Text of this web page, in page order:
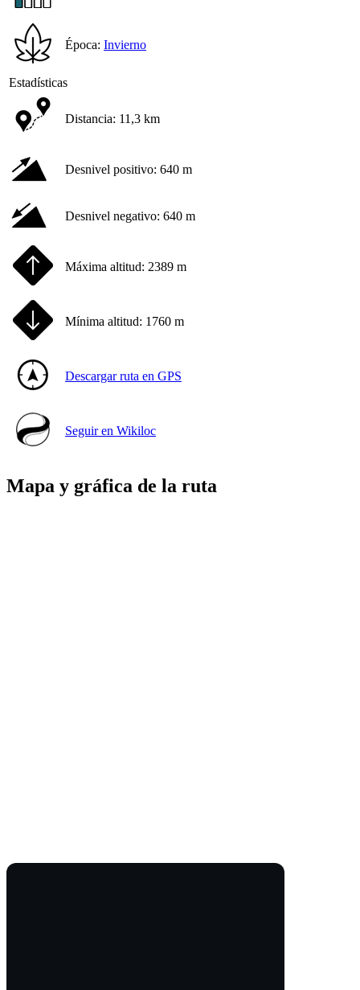
Época: Invierno
Estadísticas
Distancia: 11,3 km
Desnivel positivo: 640 m
Desnivel negativo: 640 m
Máxima altitud: 2389 m
Mínima altitud: 1760 m
Descargar ruta en GPS
Seguir en Wikiloc
Mapa y gráfica de la ruta